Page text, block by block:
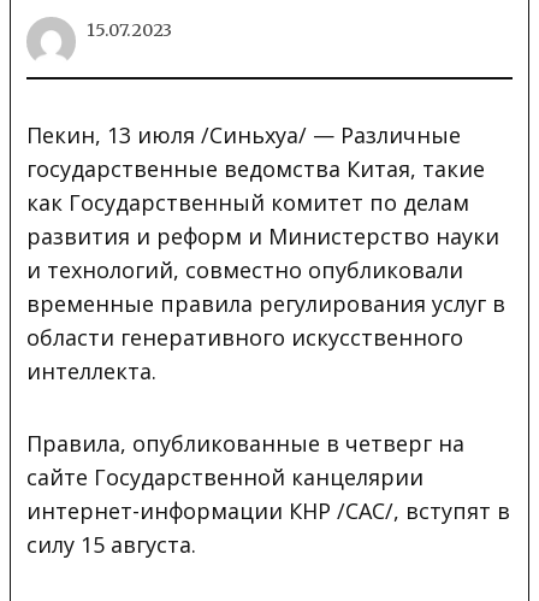
15.07.2023
Пекин, 13 июля /Синьхуа/ — Различные
государственные ведомства Китая, такие
как Государственный комитет по делам
развития и реформ и Министерство науки
и технологий, совместно опубликовали
временные правила регулирования услуг в
области генеративного искусственного
интеллекта.
Правила, опубликованные в четверг на
сайте Государственной канцелярии
интернет-информации КНР /CAC/, вступят в
силу 15 августа.